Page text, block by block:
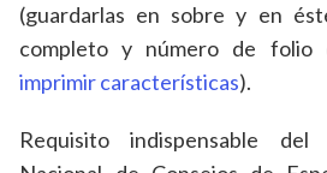
(guardarlas en sobre y en
completo y número de folio
imprimir características).
Requisito indispensable del